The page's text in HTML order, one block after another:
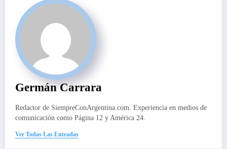
Germán Carrara
Redactor de SiempreConArgentina.com. Experiencia en medios de
comunicación como Página 12 y América 24.
Ver Todas Las Entradas